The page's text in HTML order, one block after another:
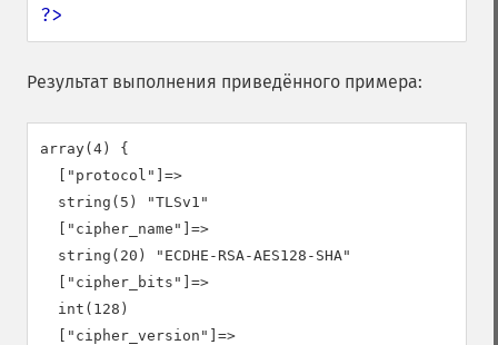
?>
Результат выполнения приведённого примера:
array(4) {
  ["protocol"]=>
  string(5) "TLSv1"
  ["cipher_name"]=>
  string(20) "ECDHE-RSA-AES128-SHA"
  ["cipher_bits"]=>
  int(128)
  ["cipher_version"]=>